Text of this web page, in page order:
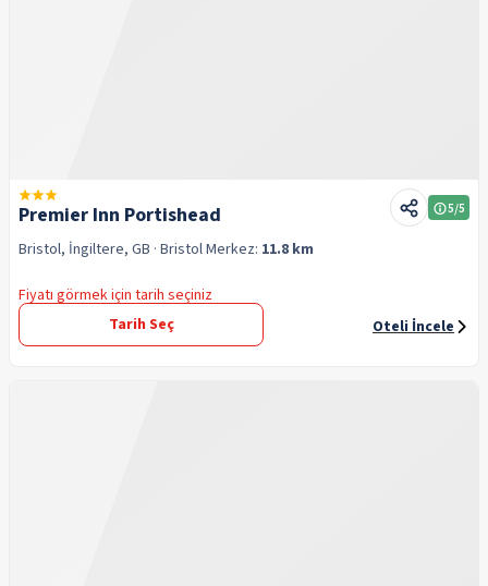
Premier Inn Portishead 5/5
Bristol, İngiltere, GB · BristolMerkez: 11.8 km
Fiyatı görmek için tarih seçiniz
Tarih Seç
Oteli İncele